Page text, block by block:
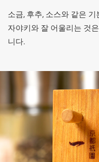
소금, 후추, 소스와 같은
자야키와 잘 어울리는 것
니다.